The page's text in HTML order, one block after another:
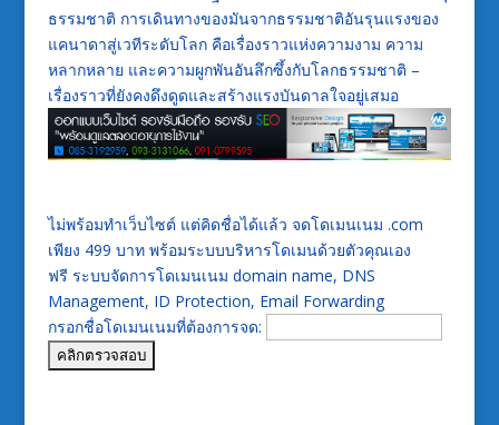
ธรรมชาติ การเดินทางของมันจากธรรมชาติอันรุนแรงของ
แคนาดาสู่เวทีระดับโลก คือเรื่องราวแห่งความงาม ความ
หลากหลาย และความผูกพันอันลึกซึ้งกับโลกธรรมชาติ –
เรื่องราวที่ยังคงดึงดูดและสร้างแรงบันดาลใจอยู่เสมอ
ไม่พร้อมทำเว็บไซต์ แต่คิดชื่อได้แล้ว จดโดเมนเนม .com
เพียง 499 บาท พร้อมระบบบริหารโดเมนด้วยตัวคุณเอง
ฟรี ระบบจัดการโดเมนเนม domain name, DNS
Management, ID Protection, Email Forwarding
กรอกชื่อโดเมนเนมที่ต้องการจด: